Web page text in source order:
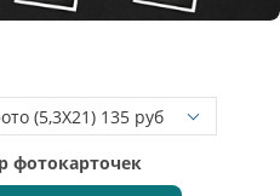
фотокарточек